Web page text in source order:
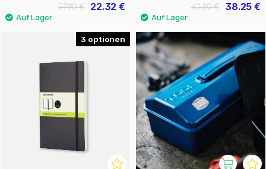
22.32 €
27.90 € 38.25 €
42.50 €
3